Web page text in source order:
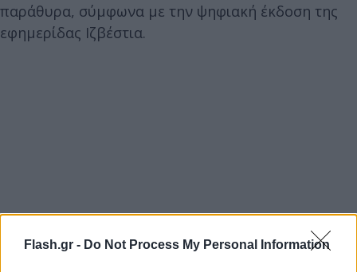
Flash.gr - Do Not Process My Personal Information
παράθυρα, σύμφωνα με την ψηφιακή έκδοση της
εφημερίδας Ιζβέστια.